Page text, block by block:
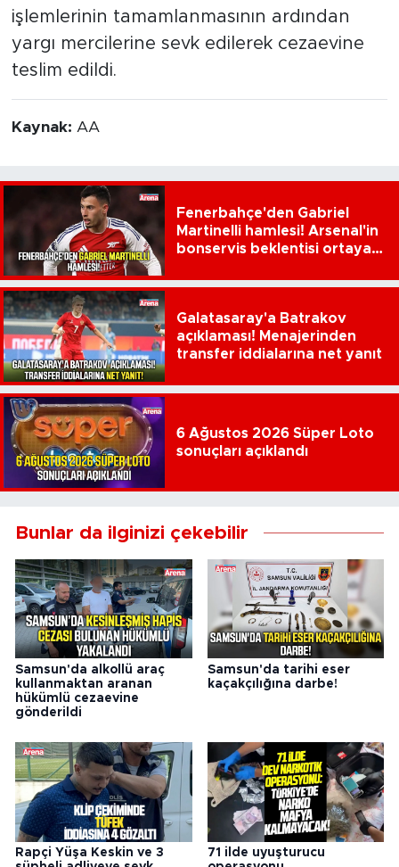
işlemlerinin tamamlanmasının ardından
yargı mercilerine sevk edilerek cezaevine
teslim edildi.
Kaynak: AA
Fenerbahçe'den Gabriel
Martinelli hamlesi! Arsenal'in
bonservis beklentisi ortaya
Galatasaray'a Batrakov
açıklaması! Menajerinden
transfer iddialarına net yanıt
6 Ağustos 2026 Süper Loto
sonuçları açıklandı
Bunlar da ilginizi çekebilir
Samsun'da alkollü araç
kullanmaktan aranan
hükümlü cezaevine
gönderildi
Samsun'da tarihi eser
kaçakçılığına darbe!
Rapçi Yüşa Keskin ve 3
71 ilde uyuşturucu